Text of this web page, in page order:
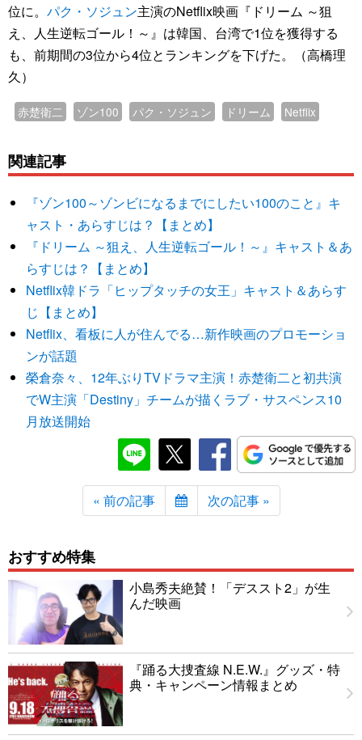
位に。 パク・ソジュン主演のNetflix映画『ドリーム ～狙
え、人生逆転ゴール！～』は韓国、台湾で1位を獲得する
も、前期間の3位から4位とランキングを下げた。（高橋理
久）
赤楚衛二 ゾン100 パク・ソジュン ドリーム Netflix
関連記事
『ゾン100～ゾンビになるまでにしたい100のこと』キ
ャスト・あらすじは？【まとめ】
『ドリーム ～狙え、人生逆転ゴール！～』キャスト＆あ
らすじは？【まとめ】
Netflix韓ドラ「ヒップタッチの女王」キャスト＆あらす
じ【まとめ】
Netflix、看板に人が住んでる…新作映画のプロモーショ
ンが話題
榮倉奈々、12年ぶりTVドラマ主演！赤楚衛二と初共演
でW主演「Destiny」チームが描くラブ・サスペンス10
月放送開始
« 前の記事 次の記事 »
おすすめ特集
小島秀夫絶賛！「デススト2」が生
んだ映画
『踊る大捜査線 N.E.W.』グッズ・特
典・キャンペーン情報まとめ